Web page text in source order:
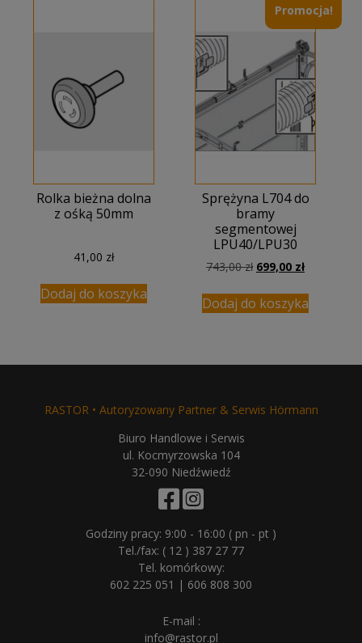
Rolka bieżna dolna
z ośką 50mm
41,00 zł
Dodaj do koszyka
Promocja!
Sprężyna L704 do
bramy
segmentowej
LPU40/LPU30
743,00zł Pierwotna
wynosiła:
743,00 zł.
699,00 złAktualna
wynosi:
699,00 zł.
Dodaj do koszyka
RASTOR • Autoryzowany Partner & Serwis Hörmann
Biuro Handlowe i Serwis
ul. Kocmyrzowska 104
32-090 Niedźwiedź
Godziny pracy: 9:00 - 16:00 ( pn - pt )
Tel./fax: ( 12 ) 387 27 77
Tel. komórkowy:
602 225 051 | 606 808 300
E-mail :
info@rastor.pl